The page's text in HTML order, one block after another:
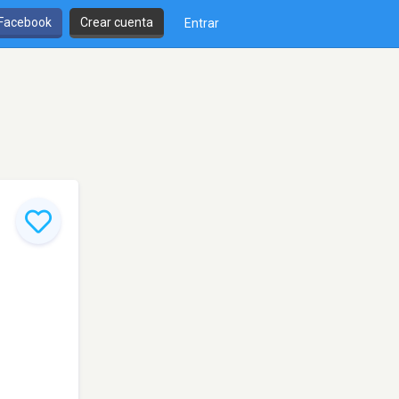
Crear cuenta Entrar